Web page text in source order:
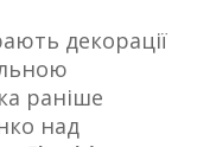
декорації
раніше
над